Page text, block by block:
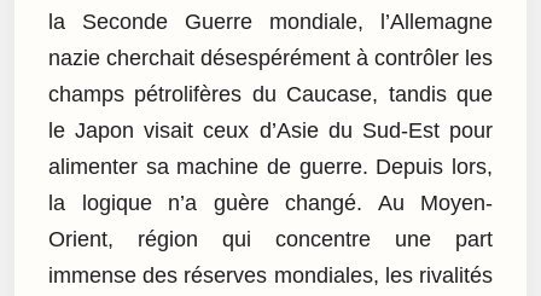
la Seconde Guerre mondiale, l’Allemagne
nazie cherchait désespérément à contrôler les
champs pétrolifères du Caucase, tandis que
le Japon visait ceux d’Asie du Sud-Est pour
alimenter sa machine de guerre. Depuis lors,
la logique n’a guère changé. Au Moyen-
Orient, région qui concentre une part
immense des réserves mondiales, les rivalités